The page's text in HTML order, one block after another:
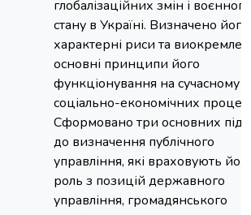
глобалізаційних змін і воєнного
стану в Україні. Визначено його
характерні риси та
основні принципи його
функціонування на сучасному
соціально-економічних
Сформовано три основних
до визначення публічного
управління, які враховують
роль з позицій державного
управління, громадянського